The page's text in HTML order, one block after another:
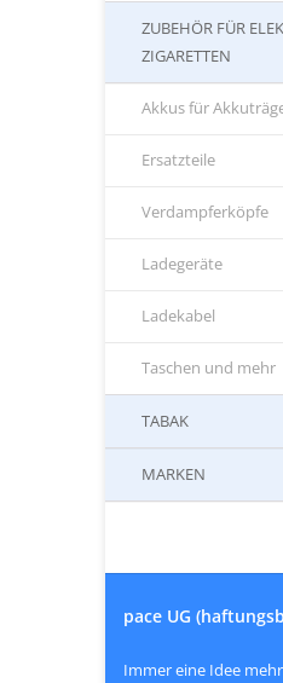
ZUBEHÖR FÜR
ZIGARETTEN
Akkus für
Ersatzteile
Verdampferköpfe
Ladegeräte
Ladekabel
Taschen und mehr
TABAK
MARKEN
pace UG
Immer eine Idee